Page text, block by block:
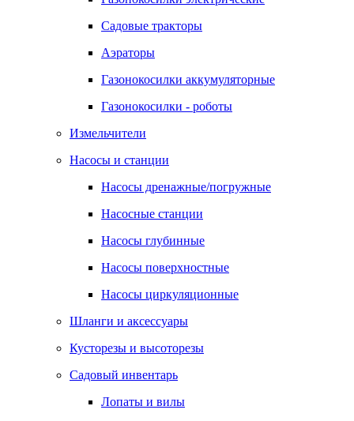
Садовые тракторы
Аэраторы
Газонокосилки аккумуляторные
Газонокосилки - роботы
Измельчители
Насосы и станции
Насосы дренажные/погружные
Насосные станции
Насосы глубинные
Насосы поверхностные
Насосы циркуляционные
Шланги и аксессуары
Кусторезы и высоторезы
Садовый инвентарь
Лопаты и вилы